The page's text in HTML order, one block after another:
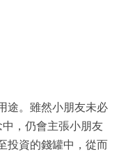
途。雖然小朋友未必
，仍會主張小朋友
投資的錢罐中，從而